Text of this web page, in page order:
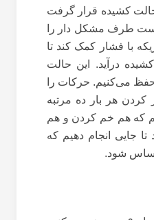
کشیده قرار گرفت
طرف مشکل دار را
با فشار کمک کند تا
درآید. این حالت
۱۰-۵ ثانیه حفظ می‌کنیم. حرکات را
هر بار ده مرتبه
که هم خم کردن و هم
جایی انجام دهیم که
شود.